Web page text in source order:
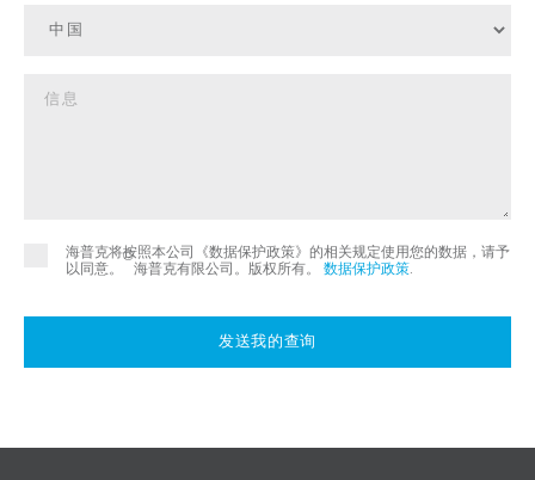
海普克将按照本公司《数据保护政策》的相关规定使用您的数据，请予
以同意。
©
海普克有限公司。版权所有。 数据保护政策
发送我的查询